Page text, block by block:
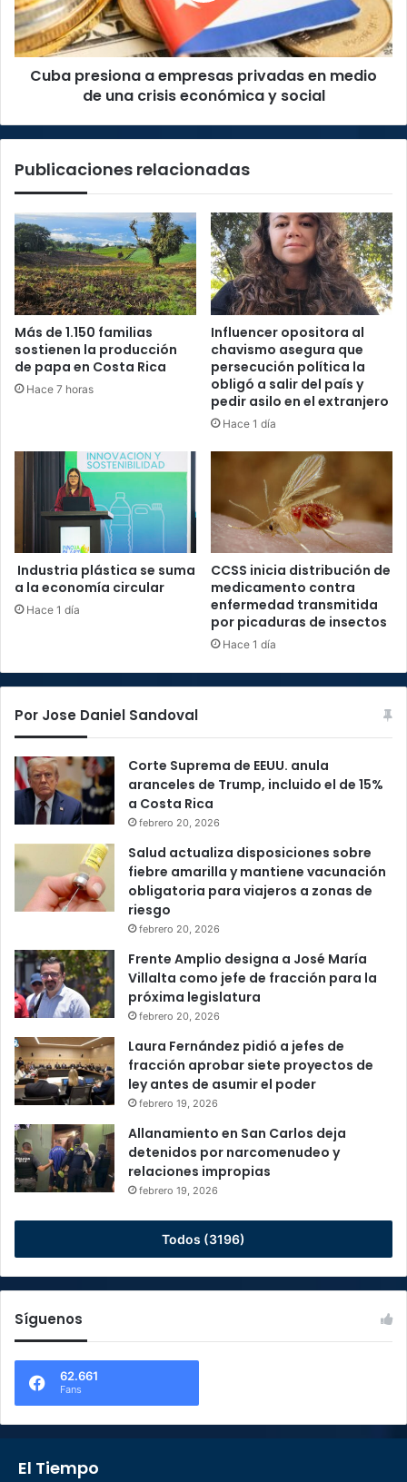
medio
de
una
crisisCuba presiona a empresas privadas en medio
de una crisis económica y social
Publicaciones relacionadas
Más de 1.150 familias
sostienen la producción
de papa en Costa Rica
Hace 7 horas
Influencer opositora al
chavismo asegura que
persecución política la
obligó a salir del país y
pedir asilo en el extranjero
Hace 1 día
Industria plástica se suma
a la economía circular
Hace 1 día
CCSS inicia distribución de
medicamento contra
enfermedad transmitida
por picaduras de insectos
Hace 1 día
Por Jose Daniel Sandoval
Corte Suprema de EEUU. anula
aranceles de Trump, incluido el de 15%
a Costa Rica
febrero 20, 2026
Salud actualiza disposiciones sobre
fiebre amarilla y mantiene vacunación
obligatoria para viajeros a zonas de
riesgo
febrero 20, 2026
Frente Amplio designa a José María
Villalta como jefe de fracción para la
próxima legislatura
febrero 20, 2026
Laura Fernández pidió a jefes de
fracción aprobar siete proyectos de
ley antes de asumir el poder
febrero 19, 2026
Allanamiento en San Carlos deja
detenidos por narcomenudeo y
relaciones impropias
febrero 19, 2026
Todos (3196)
Síguenos
62.661
Fans
El Tiempo